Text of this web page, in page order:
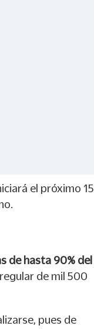
el próximo 15
de hasta 90% del
de mil 500
pues de